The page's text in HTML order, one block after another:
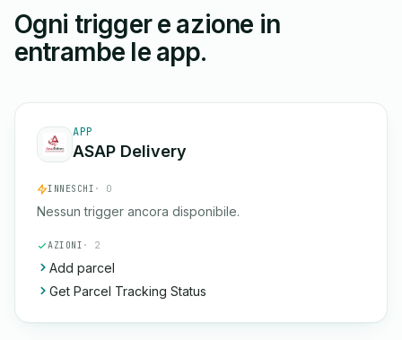
Ogni trigger e azione in
entrambe le app.
APP
ASAP Delivery
INNESCHI · 0
Nessun trigger ancora disponibile.
AZIONI · 2
Add parcel
Get Parcel Tracking Status